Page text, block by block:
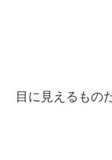
目に見えるもの